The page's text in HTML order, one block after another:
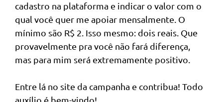
cadastro na plataforma e indicar o valor com o
qual você quer me apoiar mensalmente. O
mínimo são R$ 2. Isso mesmo: dois reais. Que
provavelmente pra você não fará diferença,
mas para mim será extremamente positivo.
Entre lá no site da campanha e contribua! Todo
auxílio é bem-vindo!